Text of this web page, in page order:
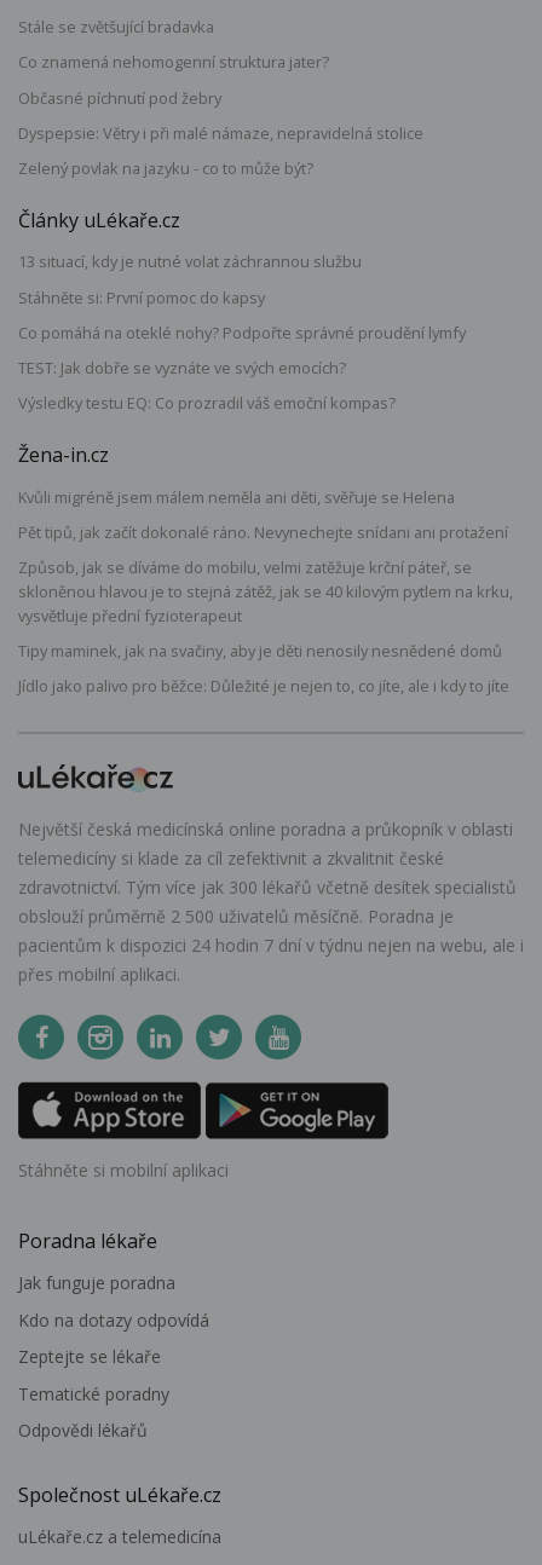
Stále se zvětšující bradavka
Co znamená nehomogenní struktura jater?
Občasné píchnutí pod žebry
Dyspepsie: Větry i při malé námaze, nepravidelná stolice
Zelený povlak na jazyku - co to může být?
Články uLékaře.cz
13 situací, kdy je nutné volat záchrannou službu
Stáhněte si: První pomoc do kapsy
Co pomáhá na oteklé nohy? Podpořte správné proudění lymfy
TEST: Jak dobře se vyznáte ve svých emocích?
Výsledky testu EQ: Co prozradil váš emoční kompas?
Žena-in.cz
Kvůli migréně jsem málem neměla ani děti, svěřuje se Helena
Pět tipů, jak začít dokonalé ráno. Nevynechejte snídani ani protažení
Způsob, jak se díváme do mobilu, velmi zatěžuje krční páteř, se
skloněnou hlavou je to stejná zátěž, jak se 40 kilovým pytlem na krku,
vysvětluje přední fyzioterapeut
Tipy maminek, jak na svačiny, aby je děti nenosily nesnědené domů
Jídlo jako palivo pro běžce: Důležité je nejen to, co jíte, ale i kdy to jíte
Největší česká medicínská online poradna a průkopník v oblasti
telemedicíny si klade za cíl zefektivnit a zkvalitnit české
zdravotnictví. Tým více jak 300 lékařů včetně desítek specialistů
obslouží průměrně 2 500 uživatelů měsíčně. Poradna je
pacientům k dispozici 24 hodin 7 dní v týdnu nejen na webu, ale i
přes mobilní aplikaci.
Stáhněte si mobilní aplikaci
Poradna lékaře
Jak funguje poradna
Kdo na dotazy odpovídá
Zeptejte se lékaře
Tematické poradny
Odpovědi lékařů
Společnost uLékaře.cz
uLékaře.cz a telemedicína